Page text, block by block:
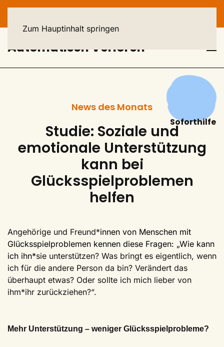
Zum Hauptinhalt springen
Automatisch Verloren
News des Monats
Studie: Soziale und
emotionale Unterstützung
kann bei
Glücksspielproblemen
helfen
Angehörige und Freund*innen von Menschen mit
Glücksspielproblemen kennen diese Fragen: „Wie kann
ich ihn*sie unterstützen? Was bringt es eigentlich, wenn
ich für die andere Person da bin? Verändert das
überhaupt etwas? Oder sollte ich mich lieber von
ihm*ihr zurückziehen?“.
Mehr Unterstützung – weniger Glücksspielprobleme?
Soforthilfe